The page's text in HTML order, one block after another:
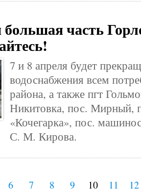
часть
7 и 8 апреля будет
водоснабжения всем
района, а также пгт
Никитовка, пос. Мирный,
«Кочегарка», пос.
С. М. Кирова.
6 7 8 9 10 11 12